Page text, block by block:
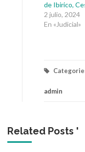
de Ibirico,
2 julio, 2024
En «Judicial»
admin
Related Posts '